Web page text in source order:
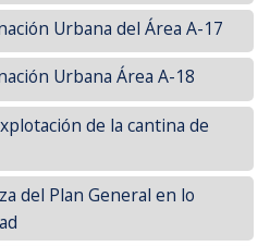
Urbana del Área A-17
Urbana Área A-18
de la cantina de
del Plan General en lo